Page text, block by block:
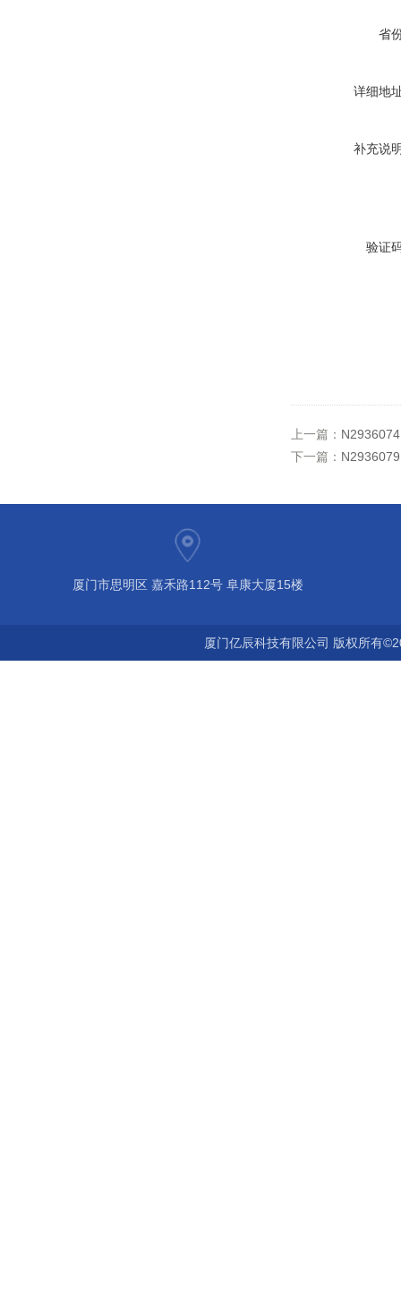
省
详细地
补充说
验证
上一篇：
下一篇：
厦门市思明区 嘉禾路112号 阜康大厦15楼
厦门亿辰科技有限公司 版权所有